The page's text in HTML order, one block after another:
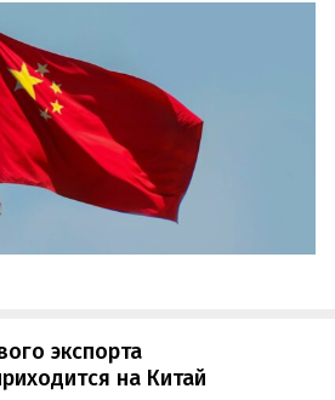
экспорта
на Китай